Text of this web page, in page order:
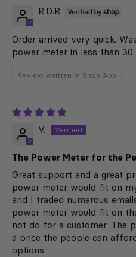
R.D.R.
Order arrived very quick.
power meter in less than 30
Review written in Shop App
V.
The Power Meter for the
Great support and a great
power meter would fit on
and I traded numerous
power meter would fit on
not do for a customer. The
a price the people can
options.